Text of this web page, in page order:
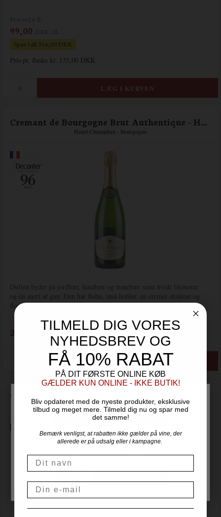
For at handle hos Vinogvin.dk skal du være over 18 år.
Er du over 18 år?
99,00
Spar i alt 216,00 DKK
Pris pr. flaske kr. 135,00 DKK
Cremant de Bourgogne Brut Authentique - Henri Champliau
Henri Champliau - Bourgogne
Duften byder på jordbær, hindbær og tranebær samt hvide blomster
og en snert af gær. Den har flotte, små bobler, en cremet struktur og
flot balance mellem frugtsødme og syre.
229,00
Louis Barthèlèmy - Champagne
TILMELD DIG VORES
NYHEDSBREV OG
FÅ 10% RABAT
PÅ DIT FØRSTE ONLINE KØB
GÆLDER KUN ONLINE - IKKE BUTIK!
Bliv opdateret med de nyeste produkter, eksklusive
tilbud og meget mere. Tilmeld dig nu og spar med
det samme!
Bemærk venligst, at rabatten ikke gælder på vine, der
allerede er på udsalg eller i kampagne.
Navn
Email